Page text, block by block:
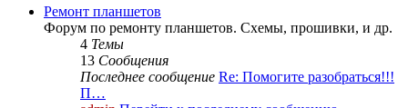
Ремонт планшетов
Форум по ремонту планшетов. Схемы, прошивки, и др.
4 Темы
13 Сообщения
Последнее сообщение Re: Помогите разобраться!!!
П…